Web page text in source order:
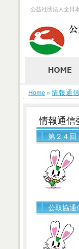
公益社団法人全日
Home »情報通
情報通信
第２４
公取協通